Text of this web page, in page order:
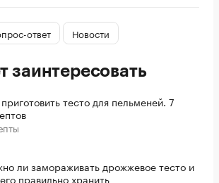
ответ Новости
заинтересовать
тесто для пельменей. 7
ли замораживать дрожжевое тесто и
правильно хранить